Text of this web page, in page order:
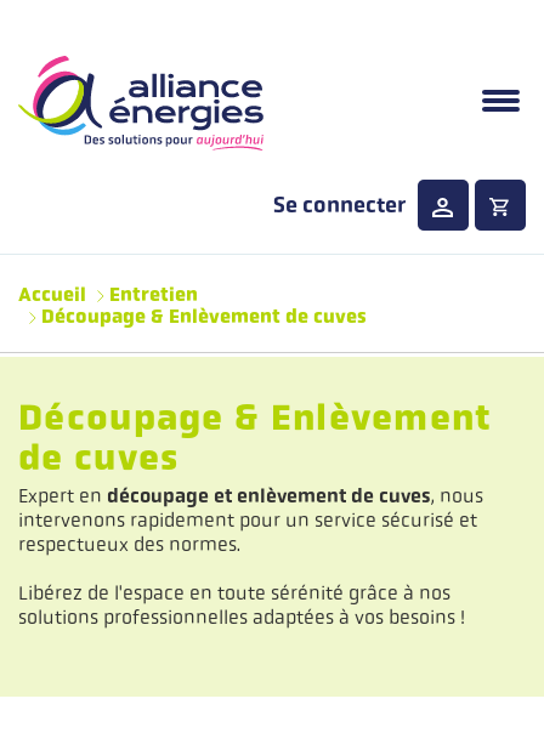
Se connecter
Accueil
Entretien
Découpage & Enlèvement de cuves
Découpage & Enlèvement
de cuves
Expert en découpage et enlèvement de cuves, nous
intervenons rapidement pour un service sécurisé et
respectueux des normes.
Libérez de l'espace en toute sérénité grâce à nos
solutions professionnelles adaptées à vos besoins !